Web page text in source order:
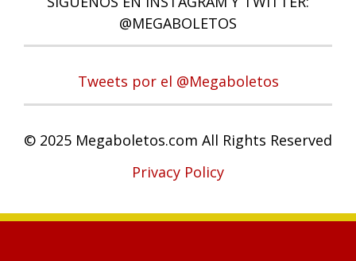
@MEGABOLETOS
Tweets por el @Megaboletos
© 2025 Megaboletos.com All Rights Reserved
Privacy Policy